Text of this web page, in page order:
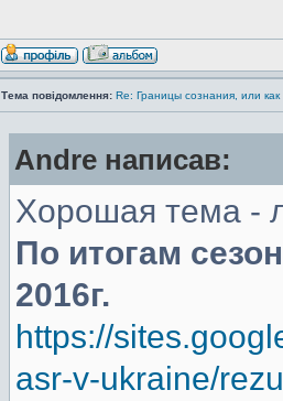
Тема повідомлення: Re: Границы сознания, или как
Andre написав:
Хорошая тема -
По итогам
2016г.
https://
asr-v-ukraine/